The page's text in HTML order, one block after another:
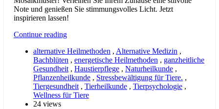
Note und genießen Sie stimmungsvolles Licht. Jetzt
inspirieren lassen!
Continue reading
alternative Heilmethoden , Alternative Medizin ,
Bachblüten , energetische Heilmethoden , ganzheitliche
Gesundheit , Haustierpflege , Naturheilkunde ,
Pflanzenheilkunde , Stressbewältigung für Tiere. ,
Tiergesundheit , Tierheilkunde , Tierpsychologie ,
Wellness für Tiere
24 views